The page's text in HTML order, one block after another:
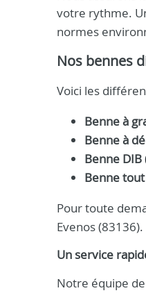
votre rythme.
normes
Nos bennes
Voici les
Benne à
Benne à
Benne DIB
Benne
Pour toute
Evenos (83136).
Un service
Notre équipe